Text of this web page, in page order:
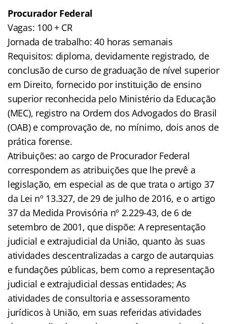
Procurador Federal
Vagas: 100 + CR
Jornada de trabalho: 40 horas semanais
Requisitos: diploma, devidamente registrado, de
conclusão de curso de graduação de nível superior
em Direito, fornecido por instituição de ensino
superior reconhecida pelo Ministério da Educação
(MEC), registro na Ordem dos Advogados do Brasil
(OAB) e comprovação de, no mínimo, dois anos de
prática forense.
Atribuições: ao cargo de Procurador Federal
correspondem as atribuições que lhe prevê a
legislação, em especial as de que trata o artigo 37
da Lei nº 13.327, de 29 de julho de 2016, e o artigo
37 da Medida Provisória nº 2.229-43, de 6 de
setembro de 2001, que dispõe: A representação
judicial e extrajudicial da União, quanto às suas
atividades descentralizadas a cargo de autarquias
e fundações públicas, bem como a representação
judicial e extrajudicial dessas entidades; As
atividades de consultoria e assessoramento
jurídicos à União, em suas referidas atividades